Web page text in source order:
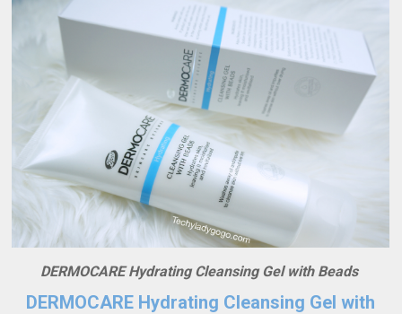
DERMOCARE Hydrating Cleansing Gel with Beads
DERMOCARE Hydrating Cleansing Gel with